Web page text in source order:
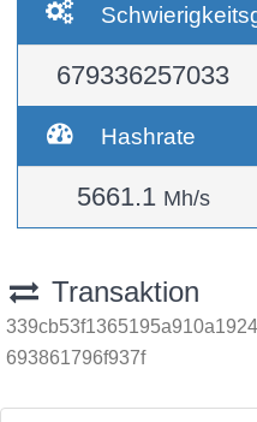
679336257033
Hashrate
5661.1 Mh/s
Transaktion
693861796f937f